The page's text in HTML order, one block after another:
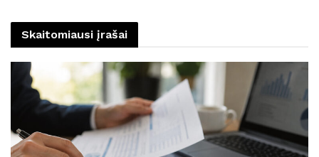
Skaitomiausi įrašai